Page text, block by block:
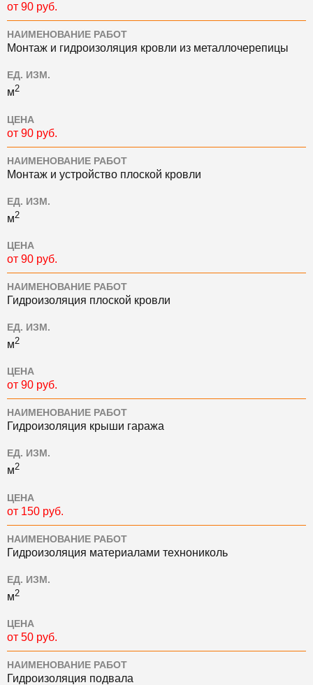
от 90 руб.
НАИМЕНОВАНИЕ РАБОТ
Монтаж и гидроизоляция кровли из металлочерепицы
ЕД. ИЗМ.
м2
ЦЕНА
от 90 руб.
НАИМЕНОВАНИЕ РАБОТ
Монтаж и устройство плоской кровли
ЕД. ИЗМ.
м2
ЦЕНА
от 90 руб.
НАИМЕНОВАНИЕ РАБОТ
Гидроизоляция плоской кровли
ЕД. ИЗМ.
м2
ЦЕНА
от 90 руб.
НАИМЕНОВАНИЕ РАБОТ
Гидроизоляция крыши гаража
ЕД. ИЗМ.
м2
ЦЕНА
от 150 руб.
НАИМЕНОВАНИЕ РАБОТ
Гидроизоляция материалами технониколь
ЕД. ИЗМ.
м2
ЦЕНА
от 50 руб.
НАИМЕНОВАНИЕ РАБОТ
Гидроизоляция подвала